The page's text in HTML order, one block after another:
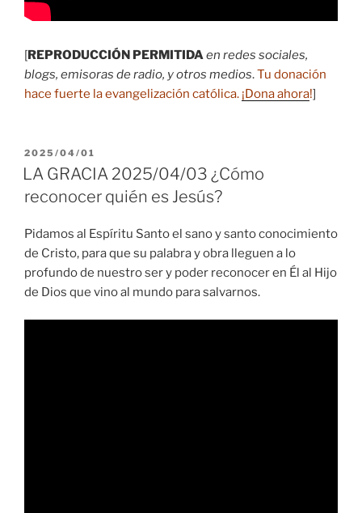
[REPRODUCCIÓN PERMITIDA en redes sociales,
blogs, emisoras de radio, y otros medios.Tu donación
hace fuerte la evangelización católica. ¡Dona ahora!]
PUBLICADO
EL
2025/04/01
LA GRACIA 2025/04/03 ¿Cómo
reconocer quién es Jesús?
Pidamos al Espíritu Santo el sano y santo conocimiento
de Cristo, para que su palabra y obra lleguen a lo
profundo de nuestro ser y poder reconocer en Él al Hijo
de Dios que vino al mundo para salvarnos.